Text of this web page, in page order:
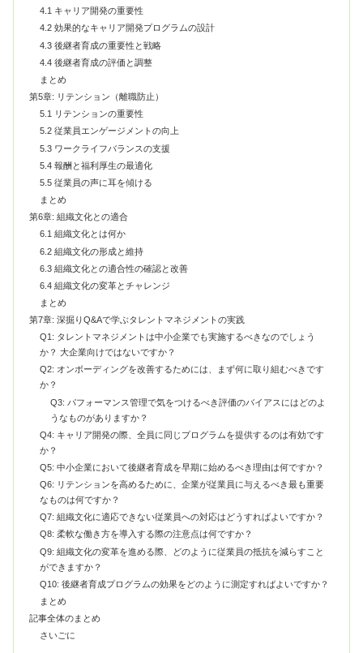
4.1 キャリア開発の重要性
4.2 効果的なキャリア開発プログラムの設計
4.3 後継者育成の重要性と戦略
4.4 後継者育成の評価と調整
まとめ
第5章: リテンション（離職防止）
5.1 リテンションの重要性
5.2 従業員エンゲージメントの向上
5.3 ワークライフバランスの支援
5.4 報酬と福利厚生の最適化
5.5 従業員の声に耳を傾ける
まとめ
第6章: 組織文化との適合
6.1 組織文化とは何か
6.2 組織文化の形成と維持
6.3 組織文化との適合性の確認と改善
6.4 組織文化の変革とチャレンジ
まとめ
第7章: 深掘りQ&Aで学ぶタレントマネジメントの実践
Q1: タレントマネジメントは中小企業でも実施するべきなのでしょう
か？ 大企業向けではないですか？
Q2: オンボーディングを改善するためには、まず何に取り組むべきです
か？
Q3: パフォーマンス管理で気をつけるべき評価のバイアスにはどのよ
うなものがありますか？
Q4: キャリア開発の際、全員に同じプログラムを提供するのは有効です
か？
Q5: 中小企業において後継者育成を早期に始めるべき理由は何ですか？
Q6: リテンションを高めるために、企業が従業員に与えるべき最も重要
なものは何ですか？
Q7: 組織文化に適応できない従業員への対応はどうすればよいですか？
Q8: 柔軟な働き方を導入する際の注意点は何ですか？
Q9: 組織文化の変革を進める際、どのように従業員の抵抗を減らすこと
ができますか？
Q10: 後継者育成プログラムの効果をどのように測定すればよいですか？
まとめ
記事全体のまとめ
さいごに